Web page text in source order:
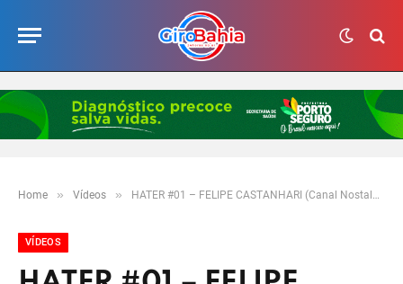
Home » Vídeos » HATER #01 – FELIPE CASTANHARI (Canal Nostalgia)
VÍDEOS